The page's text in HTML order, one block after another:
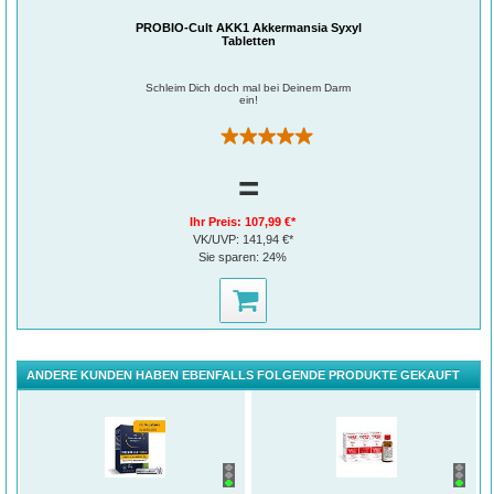
PROBIO-Cult AKK1 Akkermansia Syxyl
Tabletten
Schleim Dich doch mal bei Deinem Darm
ein!
(3)
=
Ihr Preis:107,99 €*
VK/UVP: 141,94 €*
Sie sparen:24%
ANDERE KUNDEN HABEN EBENFALLS FOLGENDE PRODUKTE GEKAUFT